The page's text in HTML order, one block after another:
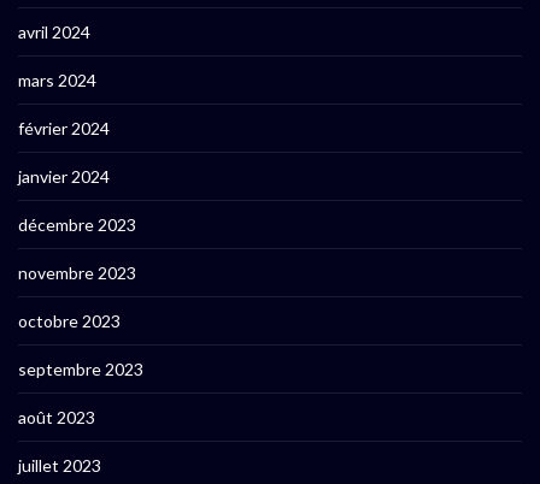
avril 2024
mars 2024
février 2024
janvier 2024
décembre 2023
novembre 2023
octobre 2023
septembre 2023
août 2023
juillet 2023